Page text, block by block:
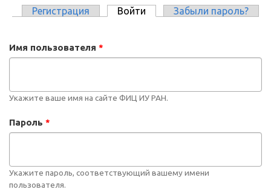
Регистрация Войти (активная вкладка)
Забыли пароль?
Имя пользователя *
Укажите ваше имя на сайте ФИЦ ИУ РАН.
Пароль *
Укажите пароль, соответствующий вашему имени
пользователя.